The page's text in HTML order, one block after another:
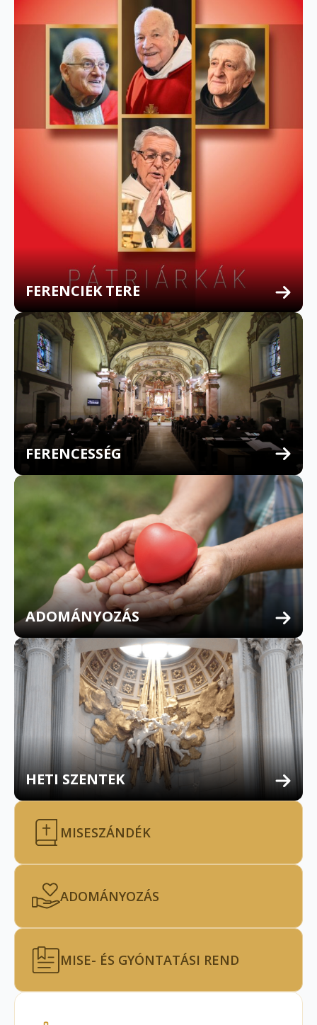
FERENCIEK TERE
FERENCESSÉG
MULTILINGUAL CONFESSION
ADOMÁNYOZÁS
HETI SZENTEK
MISESZÁNDÉK
ADOMÁNYOZÁS
MISE- ÉS GYÓNTATÁSI REND